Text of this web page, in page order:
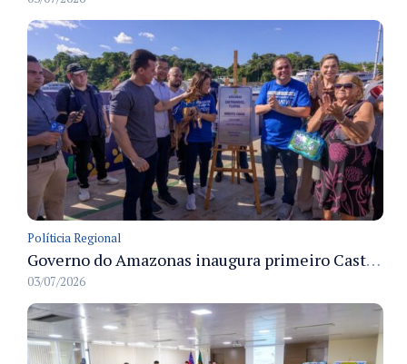
Políticia Regional
Governo do Amazonas inaugura primeiro Castramóvel Fluvial para atendimento veterinário às comunidades ribeirinhas e castração gratuita
03/07/2026